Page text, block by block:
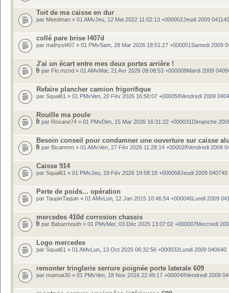
Toit de ma caisse en dur
par Meedman » 01 AMvJeu, 12 Mai 2022 11:02:13 +000002Jeudi 2009 041140
collé pare brise l407d
par mathysl407 » 01 PMvSam, 28 Mar 2026 18:51:27 +000051Samedi 2009
J'ai un écart entre mes deux portes arrière !
par Flo.mznd » 01 AMvMar, 21 Avr 2026 09:08:53 +000008Mardi 2009
Refaire plancher camion frigorifique
par Squal61 » 01 PMvVen, 20 Fév 2026 16:58:07 +000058Vendredi 2009
Rouille ma poule
par Roxane74 » 01 PMvDim, 15 Mar 2026 16:31:22 +000031Dimanche
Besoin conseil pour condamner une ouverture sur caisse
par Bicammo » 01 AMvVen, 27 Fév 2026 11:28:14 +000028Vendredi 2009
Caisse 914
par Squal61 » 01 PMvJeu, 19 Fév 2026 19:58:18 +000058Jeudi 2009 040740
Perte de poids... opération
par TaupinTaquin » 01 AMvLun, 12 Jan 2015 10:46:54 +000046Lundi 2009
mercedes 410d corrosion chassis
par Babarmouth » 01 PMvMer, 03 Déc 2025 13:07:02 +000007Mercredi
Logo mercedes
par Squal61 » 01 AMvLun, 13 Oct 2025 06:32:56 +000032Lundi 2009 040640
remonter tringlerie serrure poignée porte laterale 609
par matmat30 » 01 PMvVen, 18 Nov 2016 22:49:17 +000049Vendredi 2009